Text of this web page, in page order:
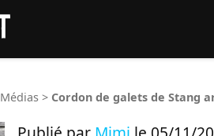
Médias > Cordon de galets de Stang